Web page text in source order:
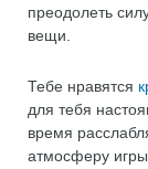
преодолеть
вещи.
Тебе нравятся
для тебя
время
атмосферу